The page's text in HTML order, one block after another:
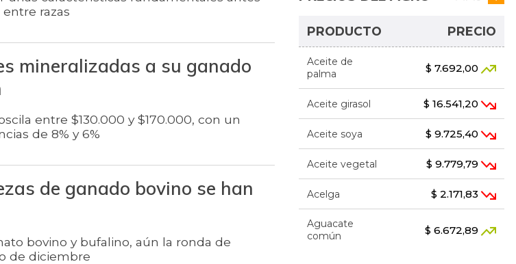
razas
mineralizadas a su ganado
entre $130.000 y $170.000, con un
de 8% y 6%
de ganado bovino se han
bovino y bufalino, aún la ronda de
de diciembre
PRODUCTO PRECIO
Aceite de
palma
$ 7.692,00
Aceite girasol $ 16.541,20
Aceite soya $ 9.725,40
Aceite vegetal $ 9.779,79
Acelga $ 2.171,83
Aguacate
común
$ 6.672,89